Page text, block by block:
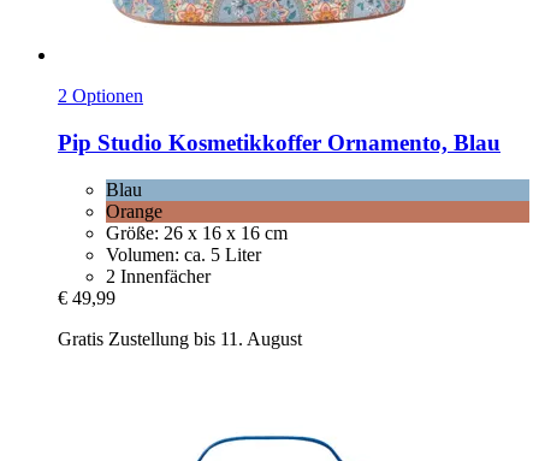
2 Optionen
Pip Studio Kosmetikkoffer Ornamento, Blau
Blau
Orange
Größe: 26 x 16 x 16 cm
Volumen: ca. 5 Liter
2 Innenfächer
€ 49,99
Gratis Zustellung bis 11. August